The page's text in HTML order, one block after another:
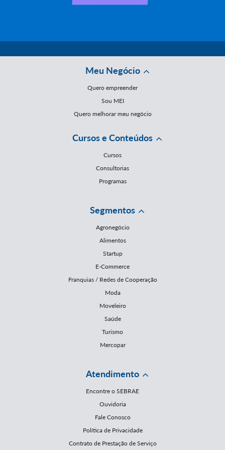
Meu Negócio
Quero empreender
Sou MEI
Quero melhorar meu negócio
Cursos e Conteúdos
Cursos
Consultorias
Programas
Segmentos
Agronegócio
Alimentos
Startup
E-Commerce
Franquias / Redes de Cooperação
Moda
Moveleiro
Saúde
Turismo
Mercopar
Atendimento
Encontre o SEBRAE
Ouvidoria
Fale Conosco
Política de Privacidade
Contrato de Prestação de Serviço